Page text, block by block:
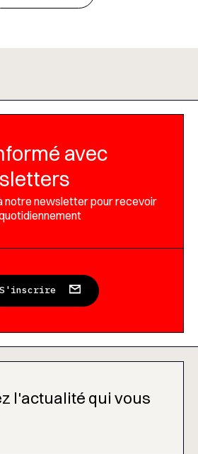
avec
notre newsletter pour recevoir
S'inscrire
l'actualité qui vous